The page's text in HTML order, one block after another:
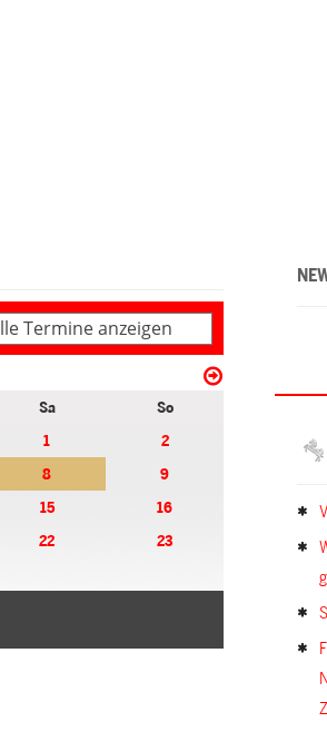
Termine anzeigen
Sa
So
1
2
8
9
15
16
22
23